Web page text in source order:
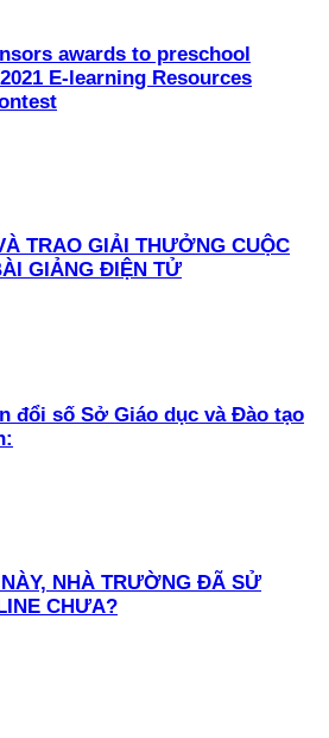
awards to preschool
E-learning Resources
TRAO GIẢI THƯỞNG CUỘC
GIẢNG ĐIỆN TỬ
đổi số Sở Giáo dục và Đào tạo
NHÀ TRƯỜNG ĐÃ SỬ
CHƯA?